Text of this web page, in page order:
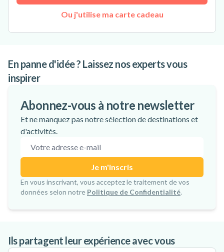
Ou j'utilise ma carte cadeau
En panne d'idée ? Laissez nos experts vous
inspirer
Les 10 meilleurs spots de canyoning en
Corse
Le Top 13 des Tyroliennes les Plus
Exceptionnelles du Monde
Top 10 des meilleurs spots pour apprendre
le surf dans le monde
Manawa & checkyeti unissent leurs forces
: une nouvelle ère pour les aventures
outdoor en Europe
Abonnez-vous à notre newsletter
Et ne manquez pas notre sélection de destinations et
d'activités.
Adresse e-mail
Je m'inscris
Inscription confirmée !
En vous inscrivant, vous acceptez le traitement de vos
données selon notre Politique de Confidentialité.
Ils partagent leur expérience avec vous